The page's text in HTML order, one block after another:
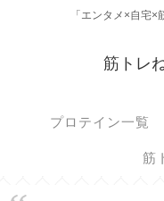
「エンタメ×自宅
筋トレ
プロテイン一覧
筋